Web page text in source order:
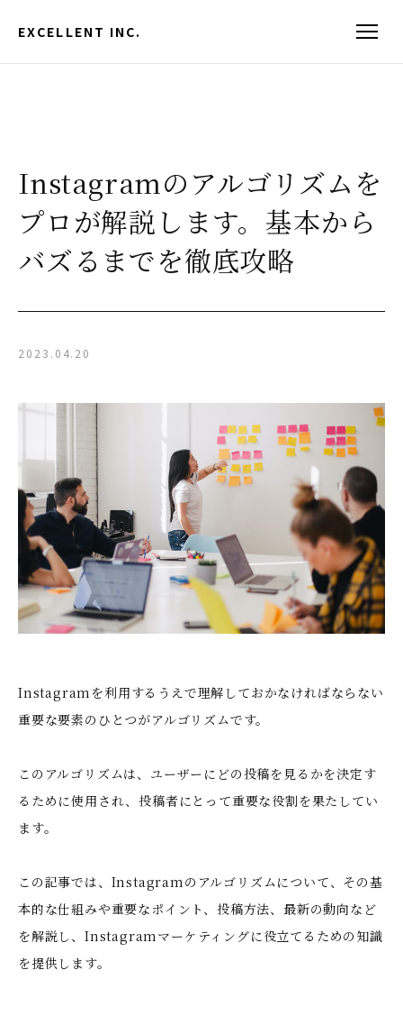
EXCELLENT INC.
Instagramのアルゴリズムを
プロが解説します。基本から
バズるまでを徹底攻略
2023.04.20
Instagramを利用するうえで理解しておかなければならない
重要な要素のひとつがアルゴリズムです。
このアルゴリズムは、ユーザーにどの投稿を見るかを決定す
るために使用され、投稿者にとって重要な役割を果たしてい
ます。
この記事では、Instagramのアルゴリズムについて、その基
本的な仕組みや重要なポイント、投稿方法、最新の動向など
を解説し、Instagramマーケティングに役立てるための知識
を提供します。